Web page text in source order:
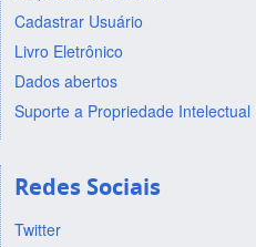
Cadastrar Usuário
Livro Eletrônico
Dados abertos
Suporte a Propriedade Intelectual
Redes Sociais
Twitter